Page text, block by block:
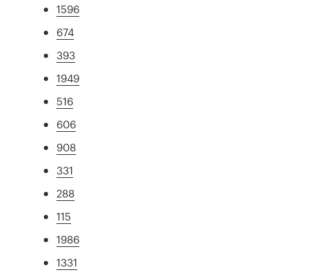
1596
674
393
1949
516
606
908
331
288
115
1986
1331